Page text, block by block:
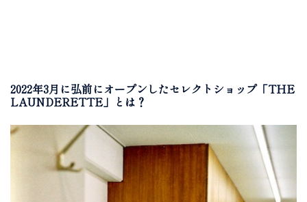
2022年3月に弘前にオープンしたセレクトショップ「THE
LAUNDERETTE」とは？